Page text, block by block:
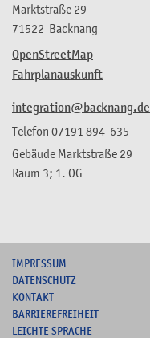
Marktstraße 29
71522 Backnang
OpenStreetMap
Fahrplanauskunft
integration@backnang.de
Telefon 07191 894-635
Gebäude Marktstraße 29
Raum 3; 1. OG
IMPRESSUM
DATENSCHUTZ
KONTAKT
BARRIEREFREIHEIT
LEICHTE SPRACHE